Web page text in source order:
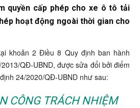
quyền cấp phép cho xe ô tô tải
hoạt động ngoài thời gian cho
khoản 2 Điều 8 Quy định ban hành
QĐ-UBND, được sửa đổi bởi điểm
24/2020/QĐ-UBND như sau:
CÔNG TRÁCH NHIỆM